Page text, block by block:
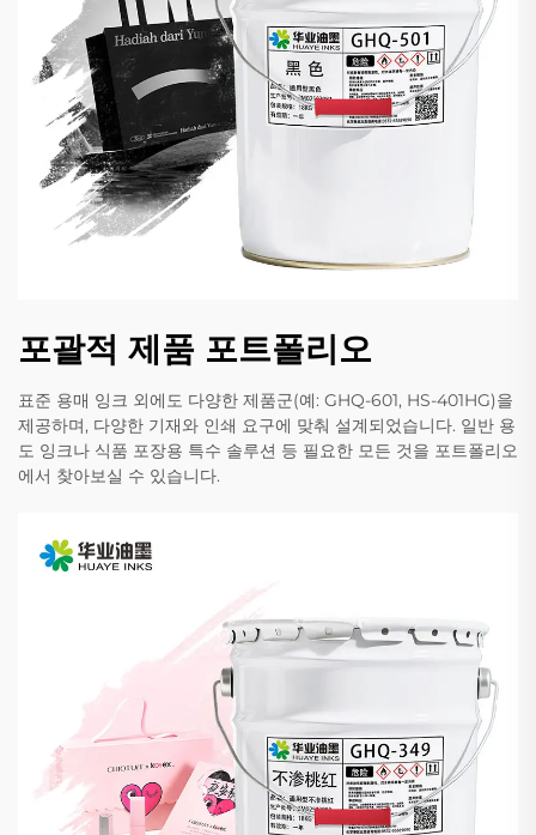
포괄적 제품 포트폴리오
표준 용매 잉크 외에도 다양한 제품군(예: GHQ-601, HS-401HG)을
제공하며, 다양한 기재와 인쇄 요구에 맞춰 설계되었습니다. 일반 용
도 잉크나 식품 포장용 특수 솔루션 등 필요한 모든 것을 포트폴리오
에서 찾아보실 수 있습니다.